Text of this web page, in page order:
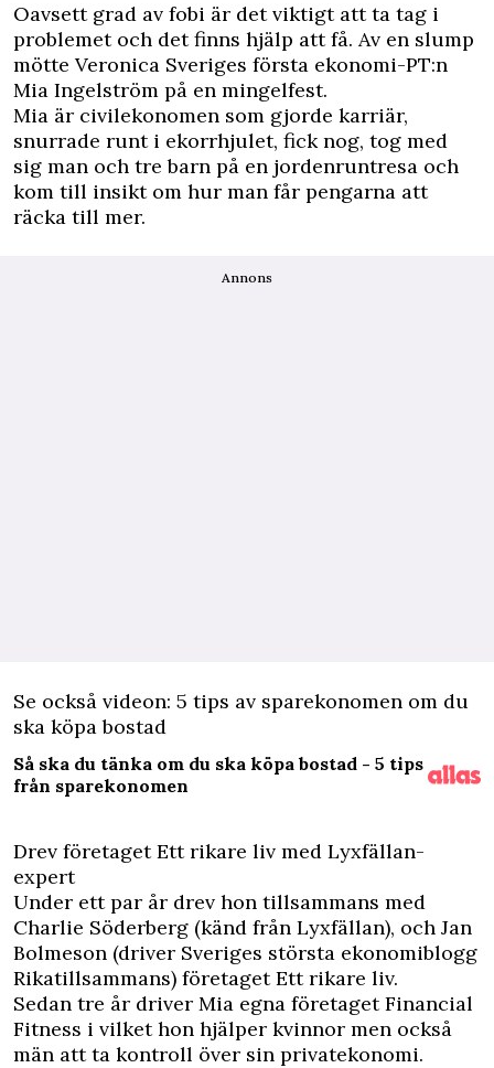
Oavsett grad av fobi är det viktigt att ta tag i
problemet och det finns hjälp att få. Av en slump
mötte Veronica Sveriges första ekonomi-PT:n
Mia Ingelström på en mingelfest.
Mia är civilekonomen som gjorde karriär,
snurrade runt i ekorrhjulet, fick nog, tog med
sig man och tre barn på en jordenruntresa och
kom till insikt om hur man får pengarna att
räcka till mer.
Annons
Se också videon: 5 tips av sparekonomen om du
ska köpa bostad
Så ska du tänka om du ska köpa bostad - 5 tips
från sparekonomen
Drev företaget Ett rikare liv med Lyxfällan-
expert
Under ett par år drev hon tillsammans med
Charlie Söderberg (känd från Lyxfällan), och Jan
Bolmeson (driver Sveriges största ekonomiblogg
Rikatillsammans) företaget Ett rikare liv.
Sedan tre år driver Mia egna företaget Financial
Fitness i vilket hon hjälper kvinnor men också
män att ta kontroll över sin privatekonomi.